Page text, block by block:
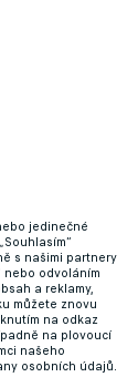
jedinečné
s našimi partnery
nebo odvoláním
a reklamy,
můžete znovu
na odkaz
na plovoucí
našeho
osobních údajů.